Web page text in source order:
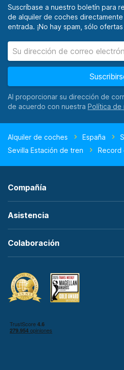
Suscríbase a nuestro boletín para
de alquiler de coches
entrada. ¡No hay spam, sólo
Al proporcionar su dirección de
de acuerdo con nuestra
Alquiler de coches España
Sevilla Estación de tren
Record
Compañía
Asistencia
Colaboración